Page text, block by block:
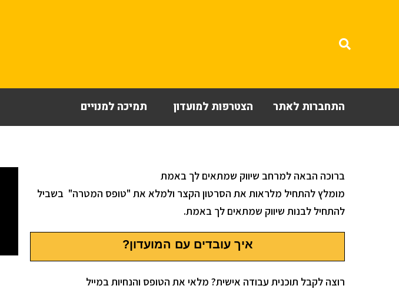
התחברות לאתר הצטרפות למועדון תמיכה למנויים
ברוכה הבאה למרחב שיווק שמתאים לך באמת
מומלץ להתחיל מלראות את הסרטון הקצר ולמלא את "טופס המטרה" בשביל
להתחיל לבנות שיווק שמתאים לך באמת.
איך עובדים עם המועדון?
רוצה לקבל תוכנית עבודה אישית? מלאי את הטופס והנחיות במייל